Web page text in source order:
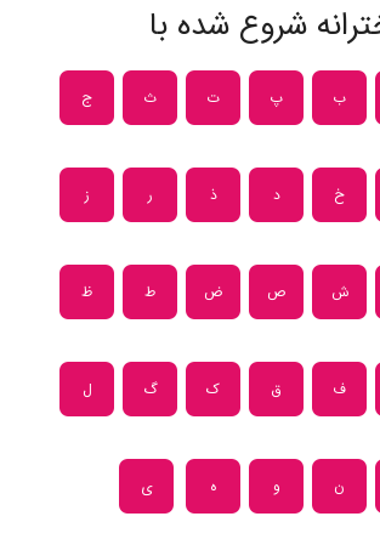
شروع شده با
ب پ ت ث ج
خ د ذ ر ز
ش ص ض ط ظ
ف ق ک گ ل
ن و ه ی